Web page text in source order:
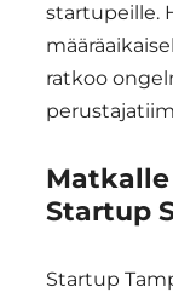
startupeille.
ratkoo
Startup
Startup